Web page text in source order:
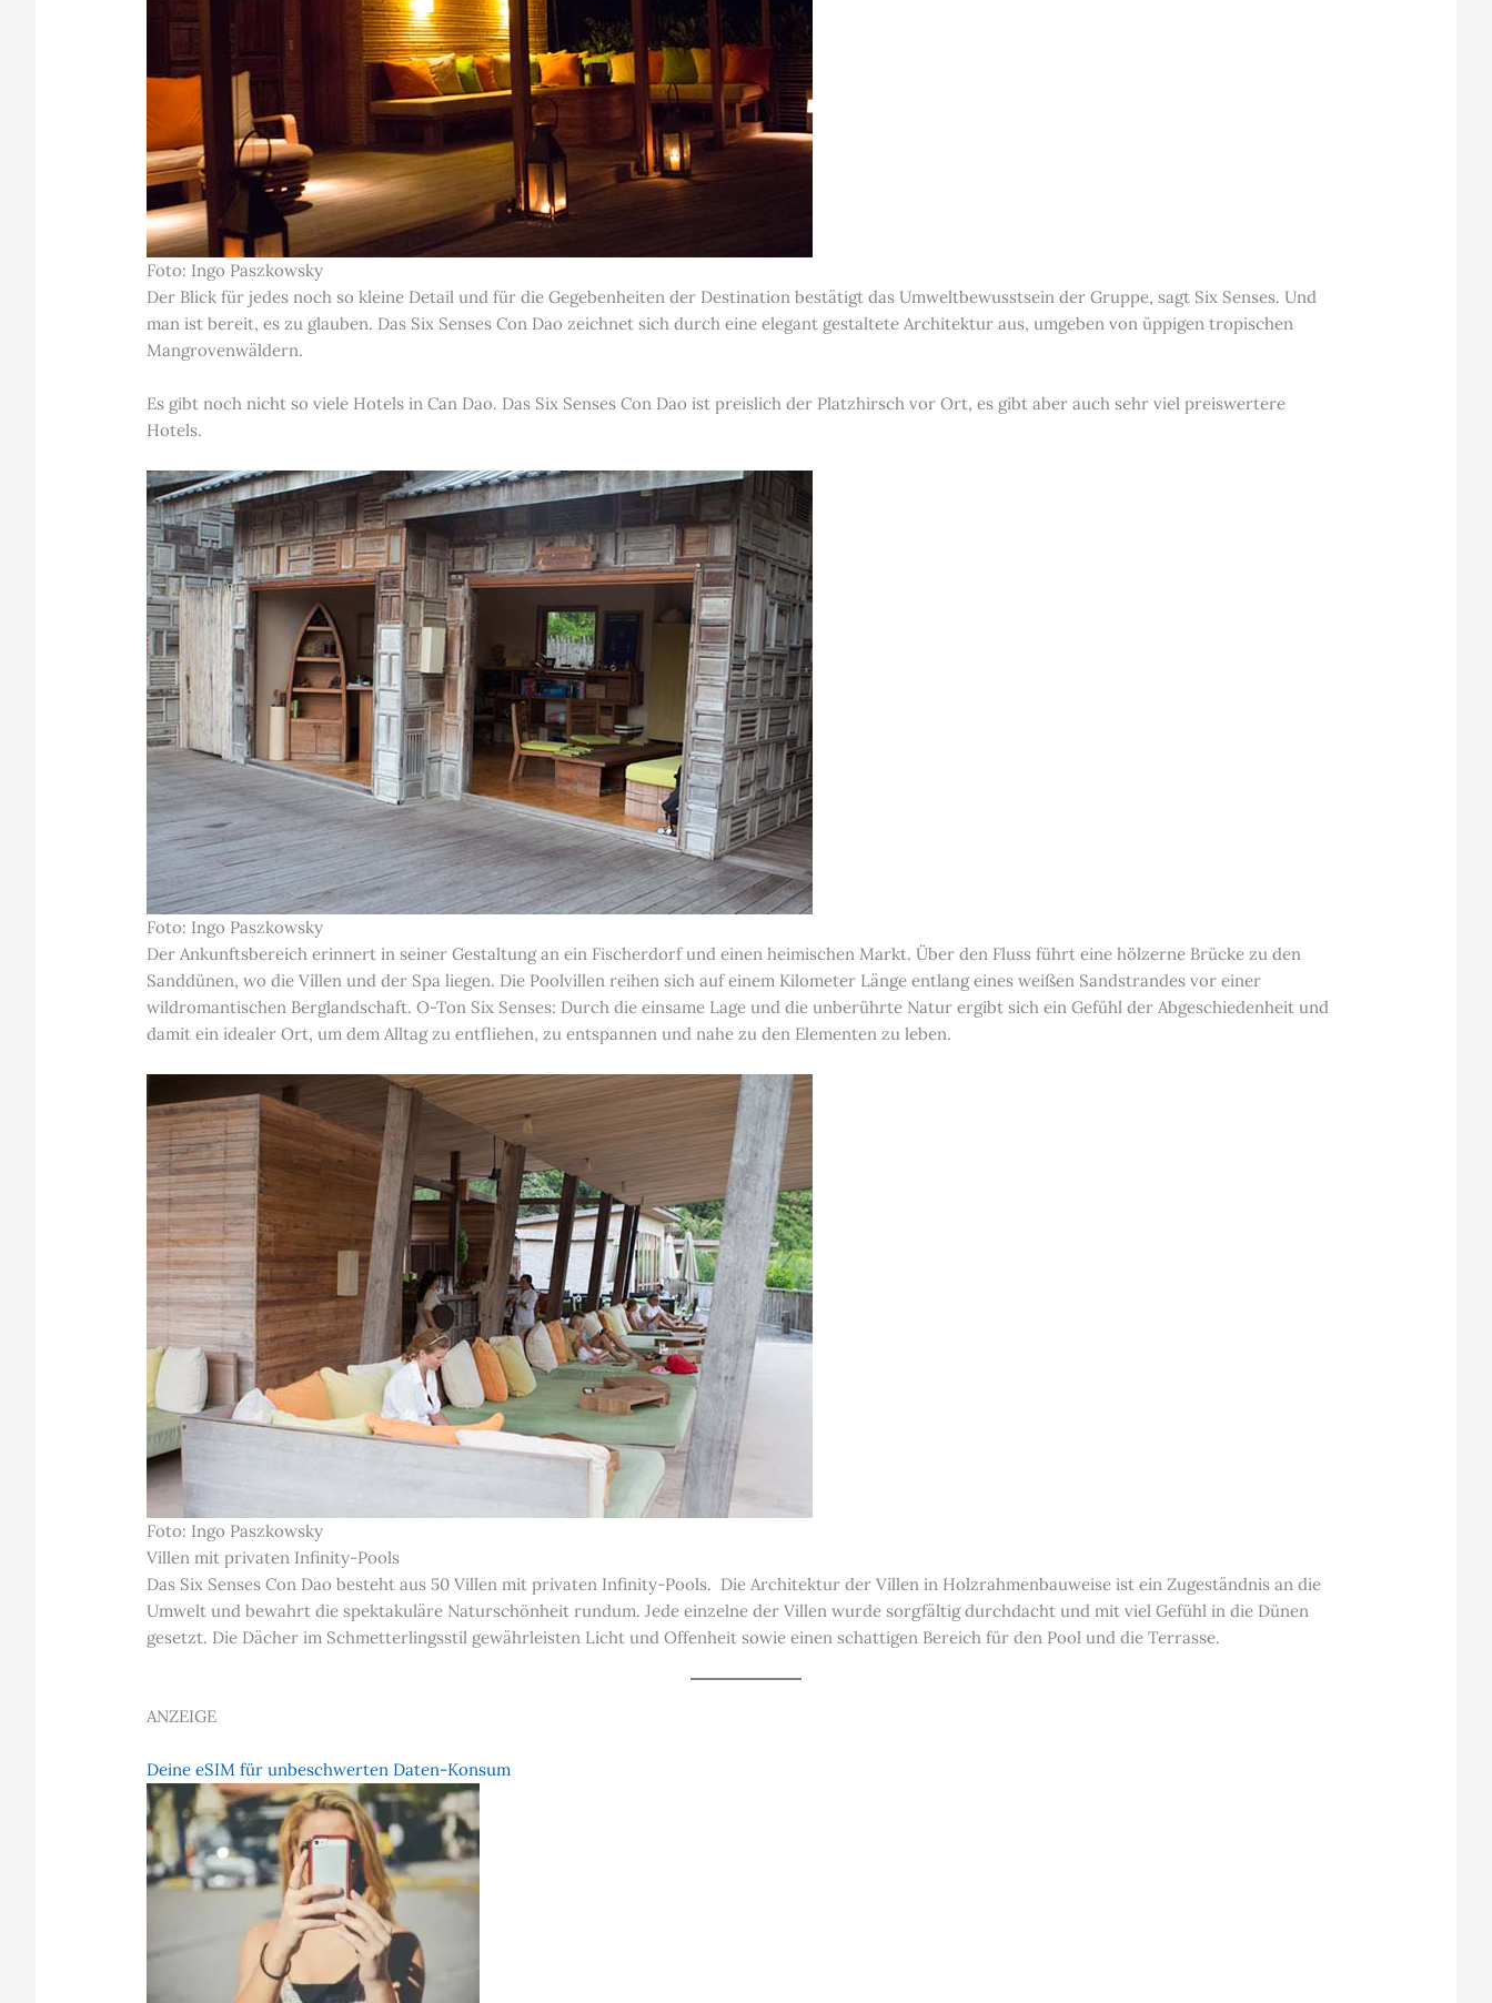
Foto: Ingo Paszkowsky
Der Blick für jedes noch so kleine Detail und für die Gegebenheiten der Destination bestätigt das Umweltbewusstsein der Gruppe, sagt Six Senses. Und
man ist bereit, es zu glauben. Das Six Senses Con Dao zeichnet sich durch eine elegant gestaltete Architektur aus, umgeben von üppigen tropischen
Mangrovenwäldern.
Es gibt noch nicht so viele Hotels in Can Dao. Das Six Senses Con Dao ist preislich der Platzhirsch vor Ort, es gibt aber auch sehr viel preiswertere
Hotels.
Foto: Ingo Paszkowsky
Der Ankunftsbereich erinnert in seiner Gestaltung an ein Fischerdorf und einen heimischen Markt. Über den Fluss führt eine hölzerne Brücke zu den
Sanddünen, wo die Villen und der Spa liegen. Die Poolvillen reihen sich auf einem Kilometer Länge entlang eines weißen Sandstrandes vor einer
wildromantischen Berglandschaft. O-Ton Six Senses: Durch die einsame Lage und die unberührte Natur ergibt sich ein Gefühl der Abgeschiedenheit und
damit ein idealer Ort, um dem Alltag zu entfliehen, zu entspannen und nahe zu den Elementen zu leben.
Foto: Ingo Paszkowsky
Villen mit privaten Infinity-Pools
Das Six Senses Con Dao besteht aus 50 Villen mit privaten Infinity-Pools. Die Architektur der Villen in Holzrahmenbauweise ist ein Zugeständnis an die
Umwelt und bewahrt die spektakuläre Naturschönheit rundum. Jede einzelne der Villen wurde sorgfältig durchdacht und mit viel Gefühl in die Dünen
gesetzt. Die Dächer im Schmetterlingsstil gewährleisten Licht und Offenheit sowie einen schattigen Bereich für den Pool und die Terrasse.
ANZEIGE
Deine eSIM für unbeschwerten Daten-Konsum